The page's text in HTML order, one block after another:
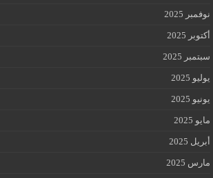
نوفمبر 2025
أكتوبر 2025
سبتمبر 2025
يوليو 2025
يونيو 2025
مايو 2025
أبريل 2025
مارس 2025